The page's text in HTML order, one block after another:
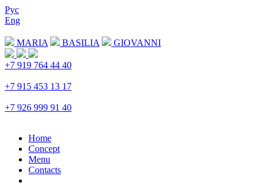
Рус
Eng
MARIA
BASILIA GIOVANNI
+7 919 764 44 40
+7 915 453 13 17
+7 926 999 91 40
Home
Concept
Menu
Contacts